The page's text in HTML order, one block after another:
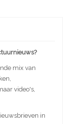
mix van
video's,
in